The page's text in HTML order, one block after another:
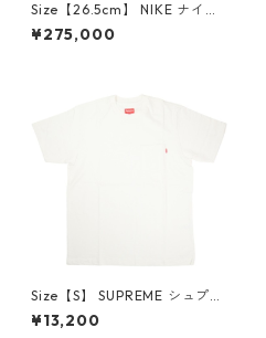
Size【26.5cm】 NIKE ナイキ
×Travis Scott AIR JORDAN 1
LOW Reverse Mocha DM786
¥275,000
Size【S】 SUPREME シュプリ
ーム S/S Pocket Tee White T
シャツ 白 【新古品・未使用
¥13,200